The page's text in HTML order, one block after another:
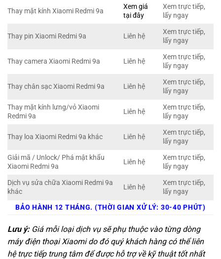
Thay mặt kính Xiaomi Redmi 9a
Xem giá
tại đây
Xem trực tiếp,
lấy ngay
Thay pin Xiaomi Redmi 9a Liên hệ
Xem trực tiếp,
lấy ngay
Thay camera Xiaomi Redmi 9a Liên hệ
Xem trực tiếp,
lấy ngay
Thay chân sạc Xiaomi Redmi 9a Liên hệ
Xem trực tiếp,
lấy ngay
Thay mặt kính lưng/vỏ Xiaomi
Redmi 9a
Liên hệ
Xem trực tiếp,
lấy ngay
Thay loa Xiaomi Redmi 9a khác Liên hệ
Xem trực tiếp,
lấy ngay
Giải mã / Unlock/ Phá mật khẩu
Xiaomi Redmi 9a
Liên hệ
Xem trực tiếp,
lấy ngay
Dịch vụ sửa chữa Xiaomi Redmi 9a
khác
Liên hệ
Xem trực tiếp,
lấy ngay
BẢO HÀNH 12 THÁNG. (THỜI GIAN XỬ LÝ: 30-40 PHÚT)
Lưu ý:Giá mỗi loại dịch vụ sẽ phụ thuộc vào từng dòng
máy điện thoại Xiaomi do đó quý khách hàng có thể liên
hệ trực tiếp trung tâm để được hỗ trợ về kỹ thuật tốt nhất